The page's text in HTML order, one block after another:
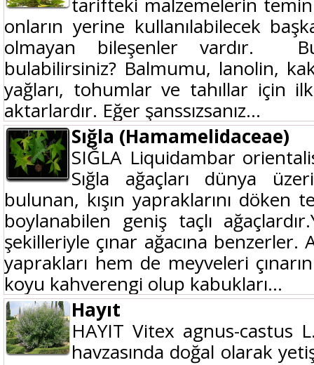
onların yerine kullanılabilecek
olmayan bileşenler vardır.
bulabilirsiniz? Balmumu, lanolin,
yağları, tohumlar ve tahıllar için
aktarlardır. Eğer şanssızsanız...
Sığla (Hamamelidaceae)
SIĞLA Liquidambar
Sığla ağaçları dünya
bulunan, kışın yapraklarını döken
boylanabilen geniş taçlı
şekilleriyle çınar ağacına benzerler.
yaprakları hem de meyveleri
koyu kahverengi olup kabukları...
Hayıt
HAYIT Vitex agnus-castus
havzasında doğal olarak